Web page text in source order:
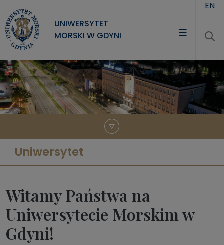
UNIWERSYTET
MORSKI W GDYNI
UNIWERSYTET
STUDIA
NAUKA
EN
Uniwersytet
Witamy Państwa na
Uniwersytecie Morskim w
Gdyni!